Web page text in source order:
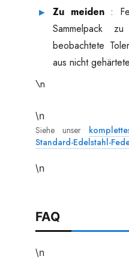
Zu meiden:
Sammelpack
beobachtete
aus nicht
\n
\n
Siehe unser
Standard-Edelstahl-
\n
FAQ
\n